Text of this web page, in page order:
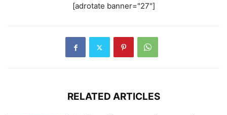
[adrotate banner="27"]
RELATED ARTICLES